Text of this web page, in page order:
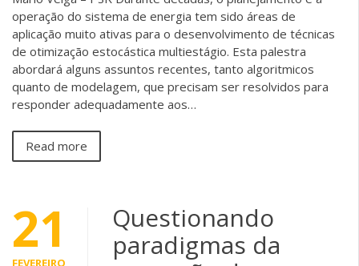
operação do sistema de energia tem sido áreas de
aplicação muito ativas para o desenvolvimento de técnicas
de otimização estocástica multiestágio. Esta palestra
abordará alguns assuntos recentes, tanto algoritmicos
quanto de modelagem, que precisam ser resolvidos para
responder adequadamente aos…
Read more
21
FEVEREIRO
Questionando
paradigmas da